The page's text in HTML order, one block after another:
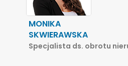
MONIKA
SKWIERAWSKA
Specjalista ds. obrotu